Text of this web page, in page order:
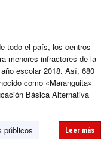
todo el país, los centros
menores infractores de la
escolar 2018. Así, 680
como «Maranguita»
Básica Alternativa
públicos
Leer más